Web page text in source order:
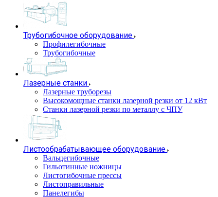
Трубогибочное оборудование
Профилегибочные
Трубогибочные
Лазерные станки
Лазерные труборезы
Высокомощные станки лазерной резки от 12 кВт
Станки лазерной резки по металлу с ЧПУ
Листообрабатывающее оборудование
Вальцегибочные
Гильотинные ножницы
Листогибочные прессы
Листоправильные
Панелегибы